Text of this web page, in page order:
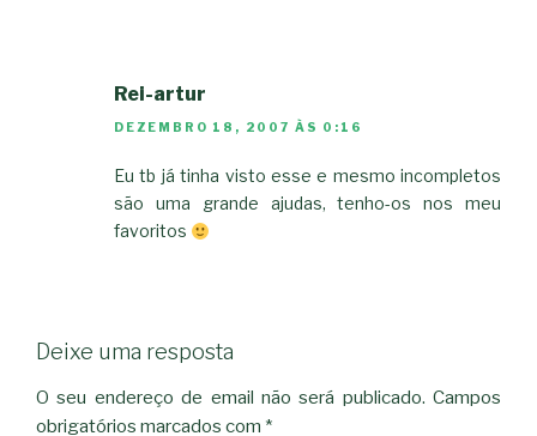
Rei-artur
DEZEMBRO 18, 2007 ÀS 0:16
Eu tb já tinha visto esse e mesmo incompletos
são uma grande ajudas, tenho-os nos meu
favoritos
Deixe uma resposta
O seu endereço de email não será publicado. Campos
obrigatórios marcados com *